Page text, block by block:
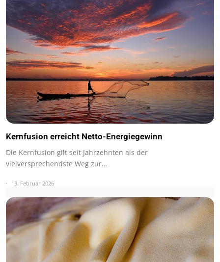
Kernfusion erreicht Netto-Energiegewinn
Die Kernfusion gilt seit Jahrzehnten als der
vielversprechendste Weg zur…
13. Februar 2026